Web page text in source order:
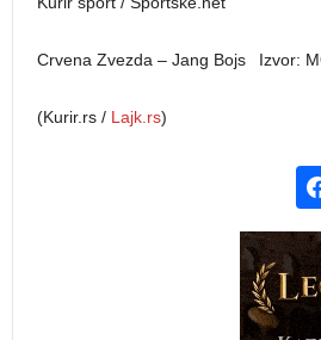
Crvena Zvezda – Jang Bojs Izvor:
(Kurir.rs / Lajk.rs)